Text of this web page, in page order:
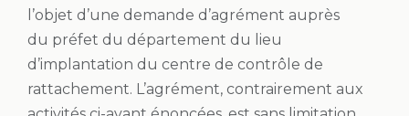
l’objet d’une demande d’agrément auprès
du préfet du département du lieu
d’implantation du centre de contrôle de
rattachement. L’agrément, contrairement aux